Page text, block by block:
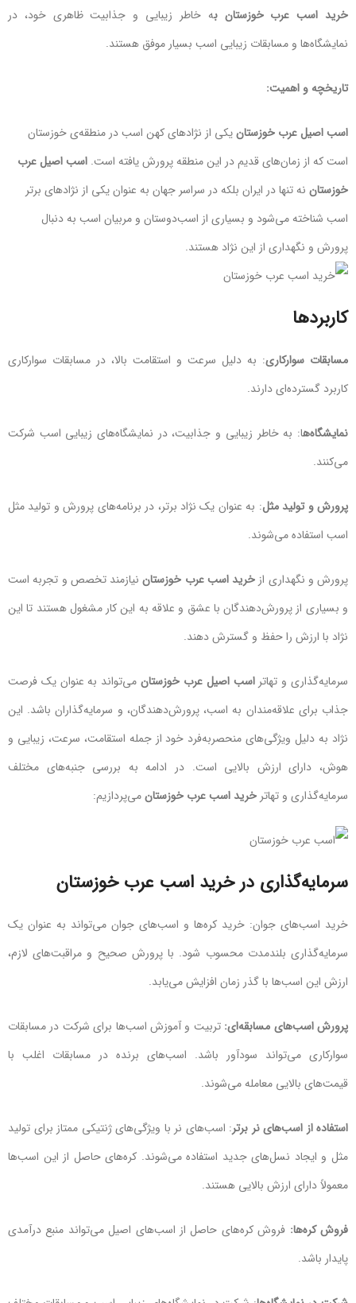
خرید اسب عرب خوزستان به خاطر زیبایی و جذابیت ظاهری خود، در
نمایشگاه‌ها و مسابقات زیبایی اسب بسیار موفق هستند.
تاریخچه و اهمیت:
اسب اصیل عرب خوزستانیکی از نژادهای کهن اسب در منطقه‌ی خوزستان
است که از زمان‌های قدیم در این منطقه پرورش یافته است. اسب اصیل عرب
خوزستان نه تنها در ایران بلکه در سراسر جهان به عنوان یکی از نژادهای برتر
اسب شناخته می‌شود و بسیاری از اسب‌دوستان و مربیان اسب به دنبال
پرورش و نگهداری از این نژاد هستند.
کاربردها
مسابقات سوارکاری: به دلیل سرعت و استقامت بالا، در مسابقات سوارکاری
کاربرد گسترده‌ای دارند.
نمایشگاه‌ها: به خاطر زیبایی و جذابیت، در نمایشگاه‌های زیبایی اسب شرکت
می‌کنند.
پرورش و تولید مثل: به عنوان یک نژاد برتر، در برنامه‌های پرورش و تولید مثل
اسب استفاده می‌شوند.
پرورش و نگهداری از خرید اسب عرب خوزستاننیازمند تخصص و تجربه است
و بسیاری از پرورش‌دهندگان با عشق و علاقه به این کار مشغول هستند تا این
نژاد با ارزش را حفظ و گسترش دهند.
سرمایه‌گذاری و تهاتراسب اصیل عرب خوزستانمی‌تواند به عنوان یک فرصت
جذاب برای علاقه‌مندان به اسب، پرورش‌دهندگان، و سرمایه‌گذاران باشد. این
نژاد به دلیل ویژگی‌های منحصربه‌فرد خود از جمله استقامت، سرعت، زیبایی و
هوش، دارای ارزش بالایی است. در ادامه به بررسی جنبه‌های مختلف
سرمایه‌گذاری و تهاتر خرید اسب عرب خوزستانمی‌پردازیم:
سرمایه‌گذاری در خرید اسب عرب خوزستان
خرید اسب‌های جوان: خرید کره‌ها و اسب‌های جوان می‌تواند به عنوان یک
سرمایه‌گذاری بلندمدت محسوب شود. با پرورش صحیح و مراقبت‌های لازم،
ارزش این اسب‌ها با گذر زمان افزایش می‌یابد.
پرورش اسب‌های مسابقه‌ای: تربیت و آموزش اسب‌ها برای شرکت در مسابقات
سوارکاری می‌تواند سودآور باشد. اسب‌های برنده در مسابقات اغلب با
قیمت‌های بالایی معامله می‌شوند.
استفاده از اسب‌های نر برتر: اسب‌های نر با ویژگی‌های ژنتیکی ممتاز برای تولید
مثل و ایجاد نسل‌های جدید استفاده می‌شوند. کره‌های حاصل از این اسب‌ها
معمولاً دارای ارزش بالایی هستند.
فروش کره‌ها: فروش کره‌های حاصل از اسب‌های اصیل می‌تواند منبع درآمدی
پایدار باشد.